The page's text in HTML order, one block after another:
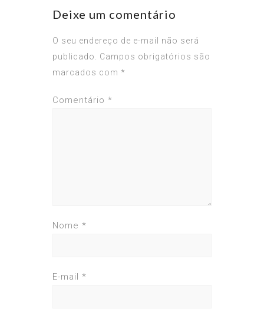
Deixe um comentário
O seu endereço de e-mail não será
publicado. Campos obrigatórios são
marcados com *
Comentário *
Nome *
E-mail *